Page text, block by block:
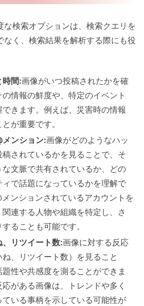
な検索オプションは、検索クエリを
なく、検索結果を解析する際にも役
時間:画像がいつ投稿されたかを確
情報の鮮度や、特定のイベント
きます。例えば、災害時の情報
が重要です。
メンション:画像がどのようなハッ
されているかを見ることで、そ
文脈で共有されているか、どの
ィで話題になっているかを理解で
ンションされているアカウントを
連する人物や組織を特定し、さ
ることも可能です。
、リツイート数:画像に対する反応
ね、リツイート数）を見ること
性や共感度を測ることができま
がある画像は、トレンドや多く
いる事柄を示している可能性が